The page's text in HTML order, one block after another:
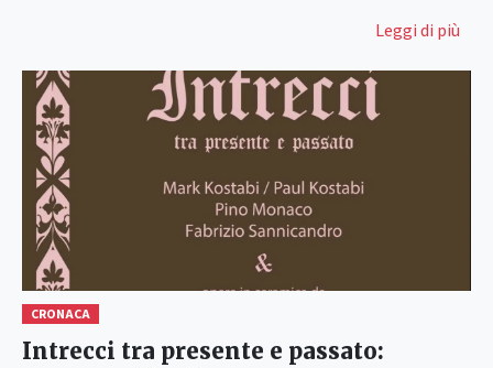
Leggi di più
CRONACA
Intrecci tra presente e passato: